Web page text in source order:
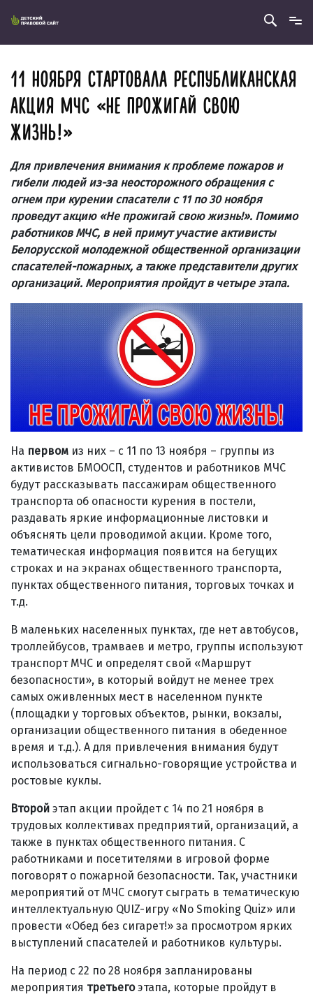
11 НОЯБРЯ СТАРТОВАЛА РЕСПУБЛИКАНСКАЯ
АКЦИЯ МЧС «НЕ ПРОЖИГАЙ СВОЮ
ЖИЗНЬ!»
Для привлечения внимания к проблеме пожаров и
гибели людей из-за неосторожного обращения с
огнем при курении спасатели с 11 по 30 ноября
проведут акцию «Не прожигай свою жизнь!». Помимо
работников МЧС, в ней примут участие активисты
Белорусской молодежной общественной организации
спасателей-пожарных, а также представители других
организаций. Мероприятия пройдут в четыре этапа.
На первом из них – с 11 по 13 ноября – группы из
активистов БМООСП, студентов и работников МЧС
будут рассказывать пассажирам общественного
транспорта об опасности курения в постели,
раздавать яркие информационные листовки и
объяснять цели проводимой акции. Кроме того,
тематическая информация появится на бегущих
строках и на экранах общественного транспорта,
пунктах общественного питания, торговых точках и
т.д.
В маленьких населенных пунктах, где нет автобусов,
троллейбусов, трамваев и метро, группы используют
транспорт МЧС и определят свой «Маршрут
безопасности», в который войдут не менее трех
самых оживленных мест в населенном пункте
(площадки у торговых объектов, рынки, вокзалы,
организации общественного питания в обеденное
время и т.д.). А для привлечения внимания будут
использоваться сигнально-говорящие устройства и
ростовые куклы.
Второй этап акции пройдет с 14 по 21 ноября в
трудовых коллективах предприятий, организаций, а
также в пунктах общественного питания. С
работниками и посетителями в игровой форме
поговорят о пожарной безопасности. Так, участники
мероприятий от МЧС смогут сыграть в тематическую
интеллектуальную QUIZ-игру «No Smoking Quiz» или
провести «Обед без сигарет!» за просмотром ярких
выступлений спасателей и работников культуры.
На период с 22 по 28 ноября запланированы
мероприятия третьегоэтапа, которые пройдут в